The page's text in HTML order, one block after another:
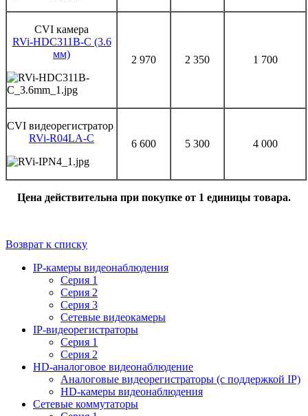
CVI камера
RVi-HDC311B-C (3.6
мм)
2 970 2 350 1 700
CVI видеорегистратор
RVi-R04LA-C
6 600 5 300 4 000
Цена действительна при покупке от 1 единицы товара.
Возврат к списку
IP-камеры видеонаблюдения
Серия 1
Серия 2
Серия 3
Сетевые видеокамеры
IP-видеорегистраторы
Серия 1
Серия 2
HD-аналоговое видеонаблюдение
Aналоговые видеорегистраторы (с поддержкой IP)
HD-камеры видеонаблюдения
Сетевые коммутаторы